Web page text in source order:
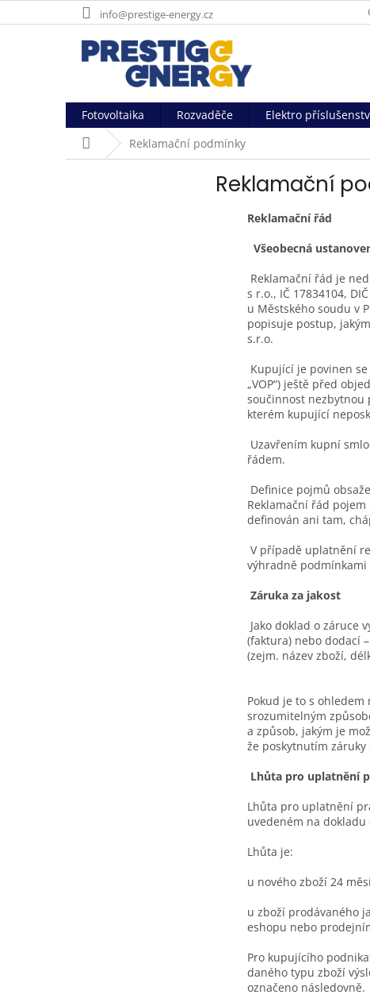
na
info@prestige-energy.cz
Fotovoltaika Rozvaděče Elektro
Domů Reklamační podmínky
Reklamační
Reklamační řád
Všeobecná
Reklamační řád je
s r.o., IČ 17834104,
u Městského soudu v
popisuje postup,
s.r.o.
Kupující je povinen
„VOP“) ještě před
součinnost nezbytnou
kterém kupující
Uzavřením kupní
řádem.
Definice pojmů
Reklamační řád
definován ani tam,
V případě uplatnění
výhradně podmínkami
Záruka za jakost
Jako doklad o záruce
(faktura) nebo dodací
(zejm. název zboží,
Pokud je to s ohledem
srozumitelným
a způsob, jakým je
že poskytnutím
Lhůta pro uplatnění
Lhůta pro uplatnění
uvedeném na
Lhůta je:
u nového zboží 24
u zboží prodávaného
eshopu nebo
Pro kupujícího
daného typu zboží
označeno následovně.